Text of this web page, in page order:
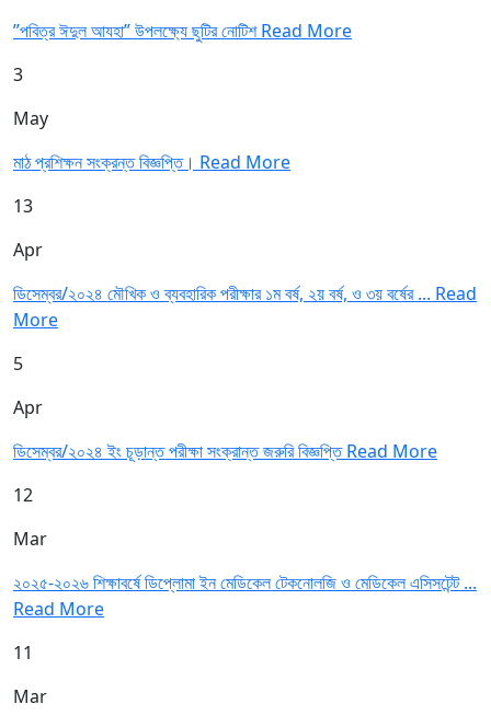
”পবিত্র ঈদুল আযহা” উপলক্ষ্যে ছুটির নোটিশRead More
3
May
মাঠ প্রশিক্ষন সংক্রন্ত বিজ্ঞপ্তি। Read More
13
Apr
ডিসেম্বর/২০২৪ মৌখিক ও ব্যবহারিক পরীক্ষার ১ম বর্ষ, ২য় বর্ষ, ও ৩য় বর্ষের ... Read
More
5
Apr
ডিসেম্বর/২০২৪ ইং চূড়ান্ত পরীক্ষা সংক্রান্ত জরুরি বিজ্ঞপ্তিRead More
12
Mar
২০২৫-২০২৬ শিক্ষাবর্ষে ডিপ্লোমা ইন মেডিকেল টেকনোলজি ও মেডিকেল এসিসটেন্ট ...
Read More
11
Mar